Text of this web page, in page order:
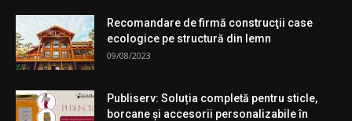
Recomandare de firmă construcţii case
ecologice pe structură din lemn
09/08/2023
Publiserv: Soluția completă pentru sticle,
borcane și accesorii personalizabile în